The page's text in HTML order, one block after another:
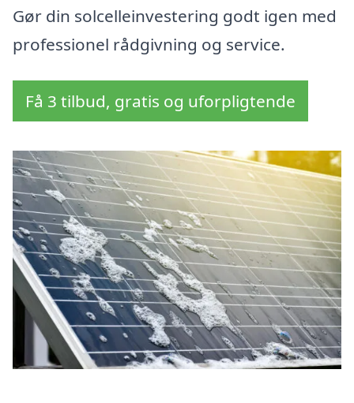
Gør din solcelleinvestering godt igen med
professionel rådgivning og service.
Få 3 tilbud, gratis og uforpligtende